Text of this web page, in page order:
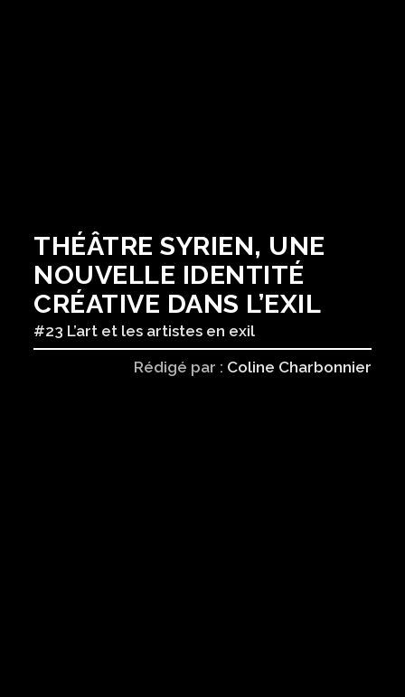
THÉÂTRE SYRIEN, UNE
NOUVELLE IDENTITÉ
CRÉATIVE DANS L’EXIL
#23 L’art et les artistes en exil
Rédigé par : Coline Charbonnier